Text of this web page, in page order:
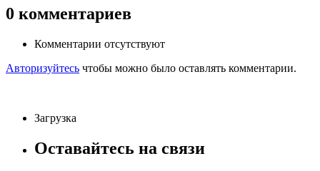
0 комментариев
Комментарии отсутствуют
Авторизуйтесь чтобы можно было оставлять комментарии.
Загрузка
Оставайтесь на связи